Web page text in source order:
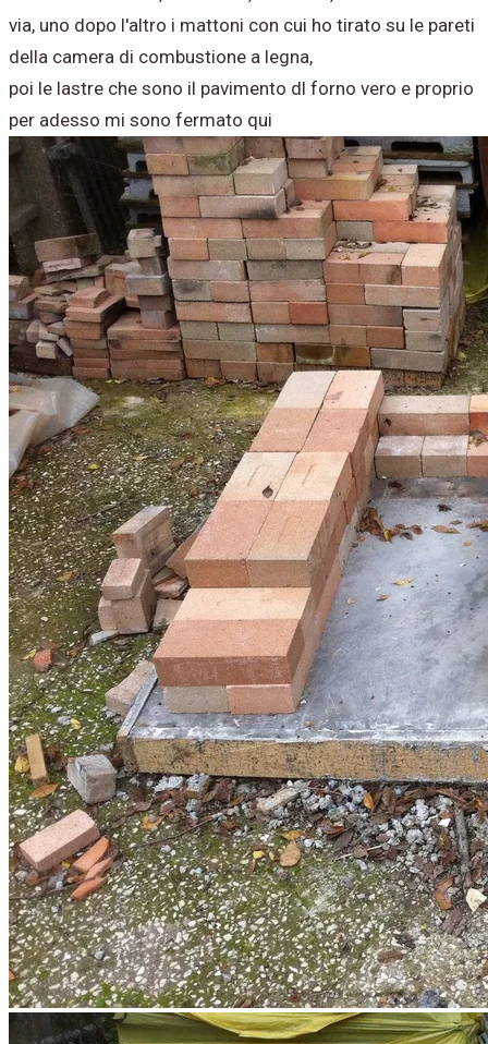
via, uno dopo l'altro i mattoni con cui ho tirato su le pareti
della camera di combustione a legna,
poi le lastre che sono il pavimento dl forno vero e proprio
per adesso mi sono fermato qui